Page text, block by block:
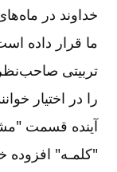
خداوند در
ما قرار داده
تربیتی
را در اختیار
آینده قسمت
"کلمـه" افزوده